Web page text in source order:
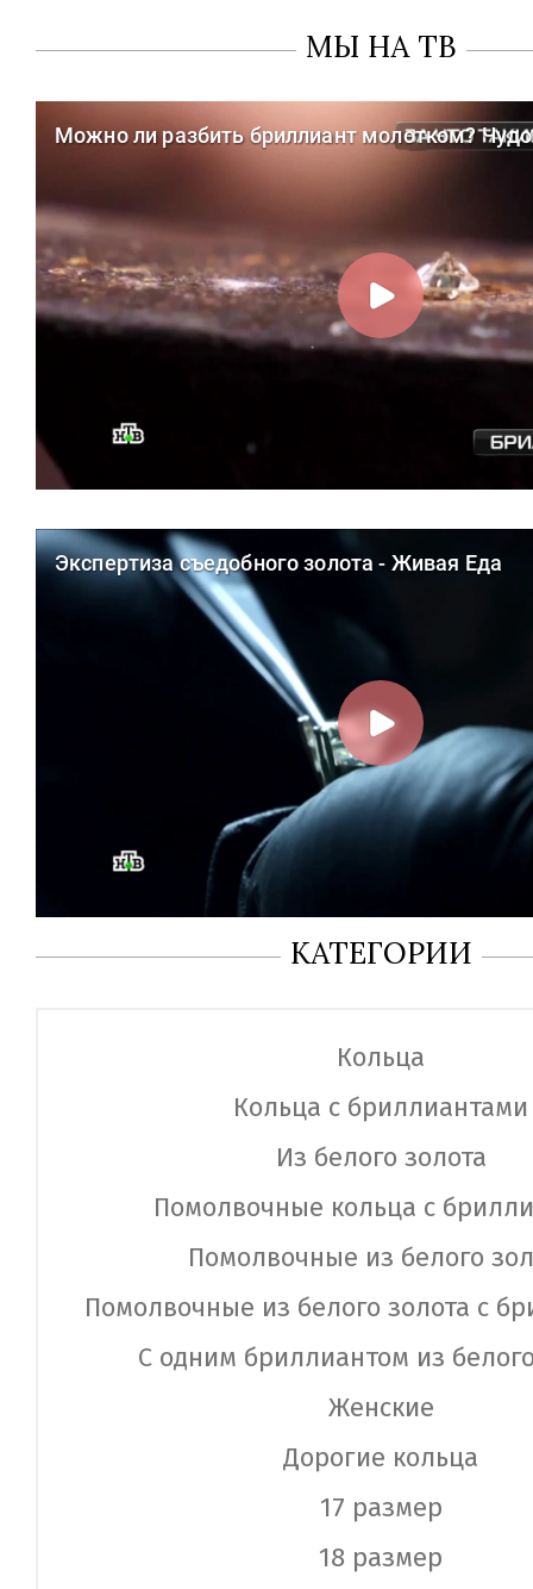
МЫ НА ТВ
КАТЕГОРИИ
Кольца
Кольца с бриллиантами
Из белого золота
Помолвочные кольца с
Помолвочные из белого
Помолвочные из белого золота с
С одним бриллиантом из
Женские
Дорогие кольца
17 размер
18 размер